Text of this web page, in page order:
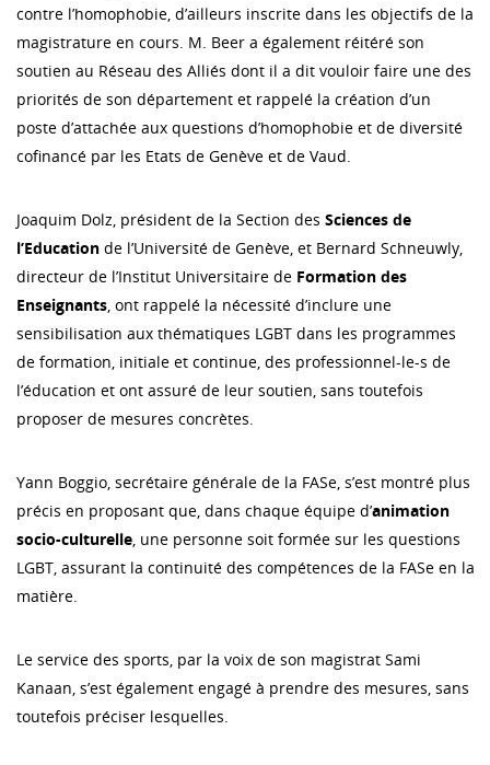
contre l’homophobie, d’ailleurs inscrite dans les objectifs de la
magistrature en cours. M. Beer a également réitéré son
soutien au Réseau des Alliés dont il a dit vouloir faire une des
priorités de son département et rappelé la création d’un
poste d’attachée aux questions d’homophobie et de diversité
cofinancé par les Etats de Genève et de Vaud.
Joaquim Dolz, président de la Section des Sciences de
l’Education de l’Université de Genève, et Bernard Schneuwly,
directeur de l’Institut Universitaire de Formation des
Enseignants, ont rappelé la nécessité d’inclure une
sensibilisation aux thématiques LGBT dans les programmes
de formation, initiale et continue, des professionnel-le-s de
l’éducation et ont assuré de leur soutien, sans toutefois
proposer de mesures concrètes.
Yann Boggio, secrétaire générale de la FASe, s’est montré plus
précis en proposant que, dans chaque équipe d’animation
socio-culturelle, une personne soit formée sur les questions
LGBT, assurant la continuité des compétences de la FASe en la
matière.
Le service des sports, par la voix de son magistrat Sami
Kanaan, s’est également engagé à prendre des mesures, sans
toutefois préciser lesquelles.